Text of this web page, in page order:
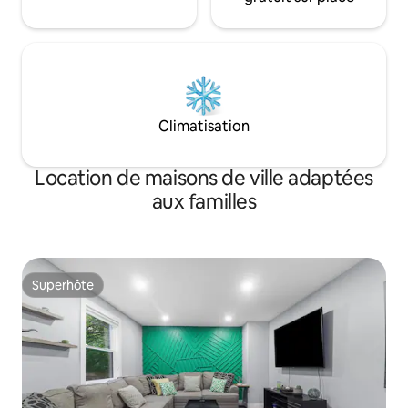
Climatisation
Location de maisons de ville adaptées
aux familles
Superhôte
Superhôte